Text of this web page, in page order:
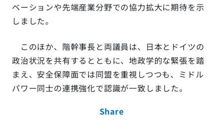
ベーションや先端産業分野での協力拡大に期待を示
しました。
このほか、階幹事長と両議員は、日本とドイツの
政治状況を共有するとともに、地政学的な緊張を踏
まえ、安全保障面では同盟を重視しつつも、ミドル
パワー同士の連携強化で認識が一致しました。
Share